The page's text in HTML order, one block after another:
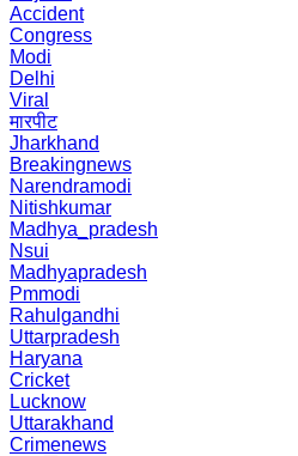
Accident
Congress
Modi
Delhi
Viral
मारपीट
Jharkhand
Breakingnews
Narendramodi
Nitishkumar
Madhya_pradesh
Nsui
Madhyapradesh
Pmmodi
Rahulgandhi
Uttarpradesh
Haryana
Cricket
Lucknow
Uttarakhand
Crimenews